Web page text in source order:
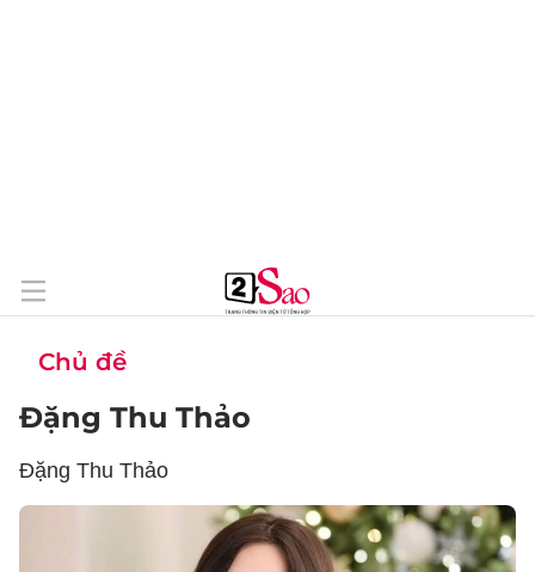
Chủ đề
Đặng Thu Thảo
Đặng Thu Thảo